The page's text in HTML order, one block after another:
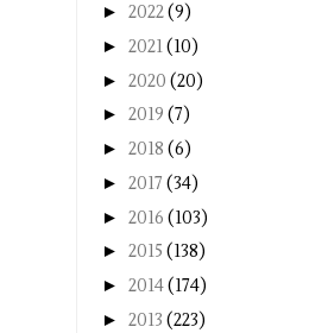
► 2022(9)
► 2021(10)
► 2020 (20)
► 2019 (7)
► 2018 (6)
► 2017 (34)
► 2016 (103)
► 2015 (138)
► 2014(174)
► 2013 (223)